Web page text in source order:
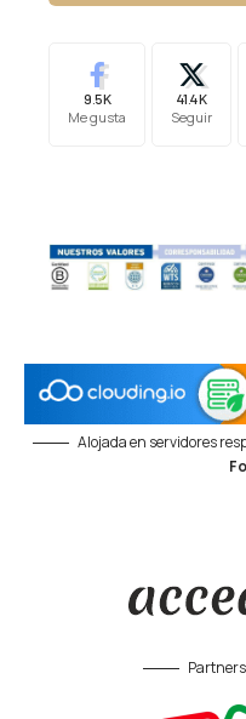
9.5K
Me gusta
41.4K
Seguir
Alojada en servidores